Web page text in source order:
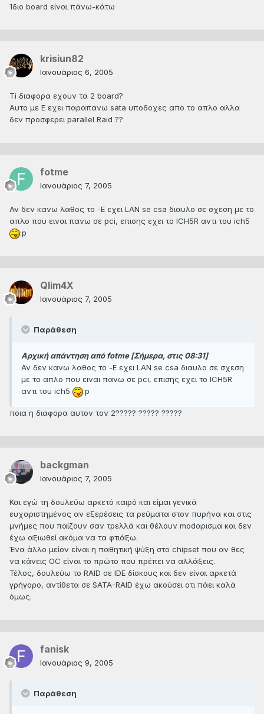
Ίδιο board είναι πάνω-κάτω
krisiun82
Ιανουάριος 6, 2005
Ti διαφορα εχουν τα 2 board?
Αυτο με Ε εχει παραπανω sata υποδοχες απο το απλο αλλα
δεν προσφερει parallel Raid ??
fotme
Ιανουάριος 7, 2005
Αν δεν κανω λαθος το -Ε εχει LAN se csa διαυλο σε σχεση με το
απλο που ειναι πανω σε pci, επισης εχει το ICH5R αντι του ich5
:p
Qlim4X
Ιανουάριος 7, 2005
Παράθεση
Αρχική απάντηση από fotme [Σήμερα, στις 08:31]
Αν δεν κανω λαθος το -Ε εχει LAN se csa διαυλο σε σχεση
με το απλο που ειναι πανω σε pci, επισης εχει το ICH5R
αντι του ich5
:p
ποια η διαφορα αυτον τον 2????? ????? ?????
backgman
Ιανουάριος 7, 2005
Και εγώ τη δουλεύω αρκετό καιρό και είμαι γενικά
ευχαριστημένος αν εξερέσεις τα ρεύματα στον πυρήνα και στις
μνήμες που παίζουν σαν τρελλά και θέλουν modαρισμα και δεν
έχω αξιωθεί ακόμα να τα φτιάξω.
Ένα άλλο μείον είναι η παθητική ψύξη στο chipset που αν θες
να κάνεις OC είναι το πρώτο που πρέπει να αλλάξεις.
Τέλος, δουλεύω το RAID σε IDE δίσκους και δεν είναι αρκετά
γρήγορο, αντίθετα σε SATA-RAID έχω ακούσει οτι πάει καλά
όμως.
fanisk
Ιανουάριος 9, 2005
Παράθεση